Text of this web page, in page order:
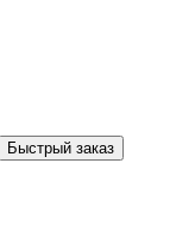
Быстрый заказ